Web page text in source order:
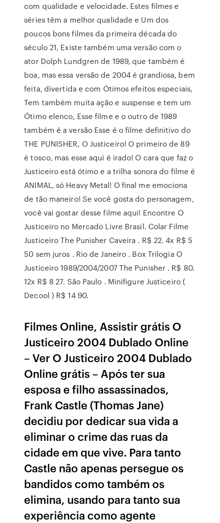
com qualidade e velocidade. Estes filmes e
séries têm a melhor qualidade e Um dos
poucos bons filmes da primeira década do
século 21, Existe também uma versão com o
ator Dolph Lundgren de 1989, que também é
boa, mas essa versão de 2004 é grandiosa, bem
feita, divertida e com Ótimos efeitos especiais,
Tem também muita ação e suspense e tem um
Ótimo elenco, Esse filme e o outro de 1989
também é a versão Esse é o filme definitivo do
THE PUNISHER, O Justiceiro! O primeiro de 89
é tosco, mas esse aqui é irado! O cara que faz o
Justiceiro está ótimo e a trilha sonora do filme é
ANIMAL, só Heavy Metal! O final me emociona
de tão maneiro! Se você gosta do personagem,
você vai gostar desse filme aqui! Encontre O
Justiceiro no Mercado Livre Brasil. Colar Filme
Justiceiro The Punisher Caveira . R$ 22. 4x R$ 5
50 sem juros . Rio de Janeiro . Box Trilogia O
Justiceiro 1989/2004/2007 The Punisher . R$ 80.
12x R$ 8 27. São Paulo . Minifigure Justiceiro (
Decool ) R$ 14 90.
Filmes Online, Assistir grátis O
Justiceiro 2004 Dublado Online
– Ver O Justiceiro 2004 Dublado
Online grátis – Após ter sua
esposa e filho assassinados,
Frank Castle (Thomas Jane)
decidiu por dedicar sua vida a
eliminar o crime das ruas da
cidade em que vive. Para tanto
Castle não apenas persegue os
bandidos como também os
elimina, usando para tanto sua
experiência como agente